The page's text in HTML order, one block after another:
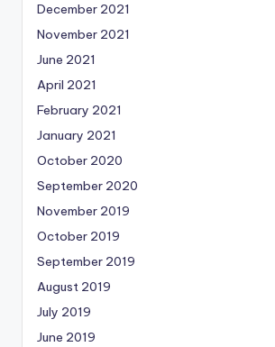
December 2021
November 2021
June 2021
April 2021
February 2021
January 2021
October 2020
September 2020
November 2019
October 2019
September 2019
August 2019
July 2019
June 2019